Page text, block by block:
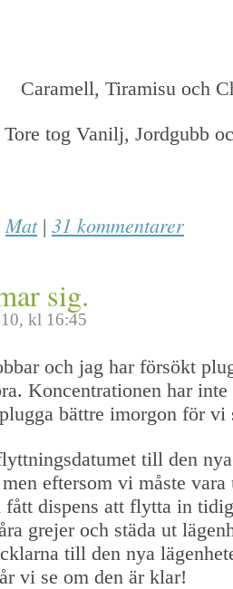
Caramell, Tiramisu och
Tore tog Vanilj, Jordgubb
Mat | 31 kommentarer
sig.
kl 16:45
och jag har försökt
Koncentrationen har
bättre imorgon för
till den
eftersom vi måste
fått dispens att flytta in
grejer och städa ut
till den nya
vi se om den är klar!